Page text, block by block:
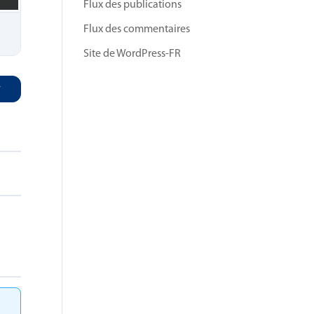
Flux des publications
Flux des commentaires
Site de WordPress-FR